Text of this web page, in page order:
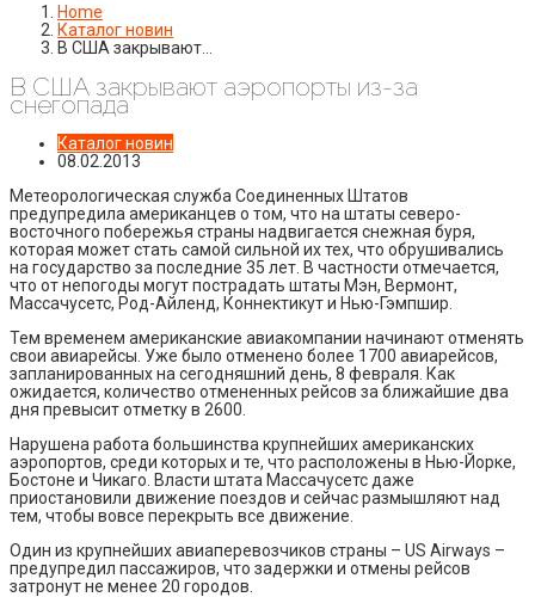
Home
Каталог новин
В США закрывают…
В США закрывают аэропорты из-за
снегопада
Каталог новин
08.02.2013
Метеорологическая служба Соединенных Штатов
предупредила американцев о том, что на штаты северо-
восточного побережья страны надвигается снежная буря,
которая может стать самой сильной их тех, что обрушивались
на государство за последние 35 лет. В частности отмечается,
что от непогоды могут пострадать штаты Мэн, Вермонт,
Массачусетс, Род-Айленд, Коннектикут и Нью-Гэмпшир.
Тем временем американские авиакомпании начинают отменять
свои авиарейсы. Уже было отменено более 1700 авиарейсов,
запланированных на сегодняшний день, 8 февраля. Как
ожидается, количество отмененных рейсов за ближайшие два
дня превысит отметку в 2600.
Нарушена работа большинства крупнейших американских
аэропортов, среди которых и те, что расположены в Нью-Йорке,
Бостоне и Чикаго. Власти штата Массачусетс даже
приостановили движение поездов и сейчас размышляют над
тем, чтобы вовсе перекрыть все движение.
Один из крупнейших авиаперевозчиков страны – US Airways –
предупредил пассажиров, что задержки и отмены рейсов
затронут не менее 20 городов.